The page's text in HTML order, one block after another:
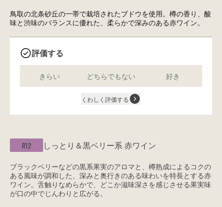
鳥取の北条砂丘の一帯で栽培されたブドウを使用。樽の香り、酸
味と渋味のバランスに優れた、柔らかで深みのある赤ワイン。
評価する
きらい どちらでもない 好き
くわしく評価する
R12 しっとり＆黒ベリー系 赤ワイン
ブラックベリーなどの黒系果実のアロマと、樽熟成によるコクの
ある風味が調和した、深みと奥行きのある味わいを特長とする赤
ワイン。舌触りなめらかで、どこか滋味深さを感じさせる果実味
が口の中でじんわりと広がる。